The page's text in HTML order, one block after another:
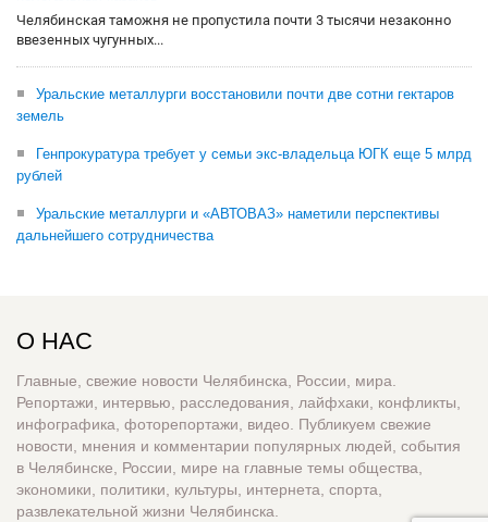
Челябинская таможня не пропустила почти 3 тысячи незаконно
ввезенных чугунных...
Уральские металлурги восстановили почти две сотни гектаров
земель
Генпрокуратура требует у семьи экс-владельца ЮГК еще 5 млрд
рублей
Уральские металлурги и «АВТОВАЗ» наметили перспективы
дальнейшего сотрудничества
О НАС
Главные, свежие новости Челябинска, России, мира.
Репортажи, интервью, расследования, лайфхаки, конфликты,
инфографика, фоторепортажи, видео. Публикуем свежие
новости, мнения и комментарии популярных людей, события
в Челябинске, России, мире на главные темы общества,
экономики, политики, культуры, интернета, спорта,
развлекательной жизни Челябинска.